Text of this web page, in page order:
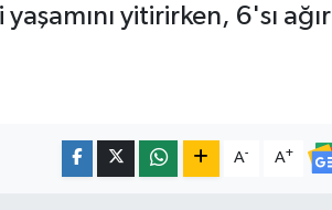
yitirirken, 6'sı ağır
A- A+